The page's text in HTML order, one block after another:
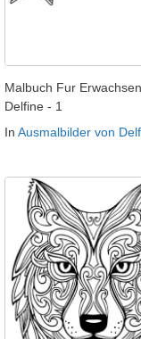
Malbuch Fur
Delfine - 1
In Ausmalbilder von